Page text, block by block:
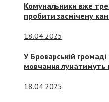
Комунальники вже
пробити засмічену
18.04.2025
У Броварській
мовчання лунатимуть
18.04.2025